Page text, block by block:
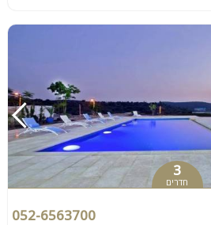
3
חדרים
052-6563700